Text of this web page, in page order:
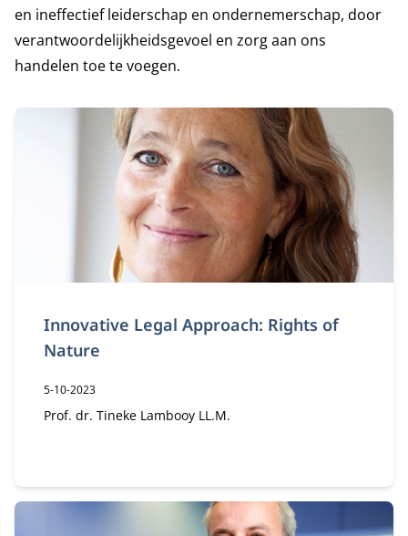
en ineffectief leiderschap en ondernemerschap, door
verantwoordelijkheidsgevoel en zorg aan ons
handelen toe te voegen.
Innovative Legal Approach: Rights of
Nature
Publicatiedatum:
5-10-2023
Auteur:
Prof. dr. Tineke Lambooy LL.M.